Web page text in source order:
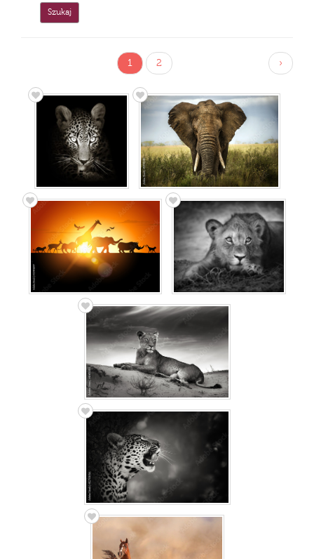
1 2 ›